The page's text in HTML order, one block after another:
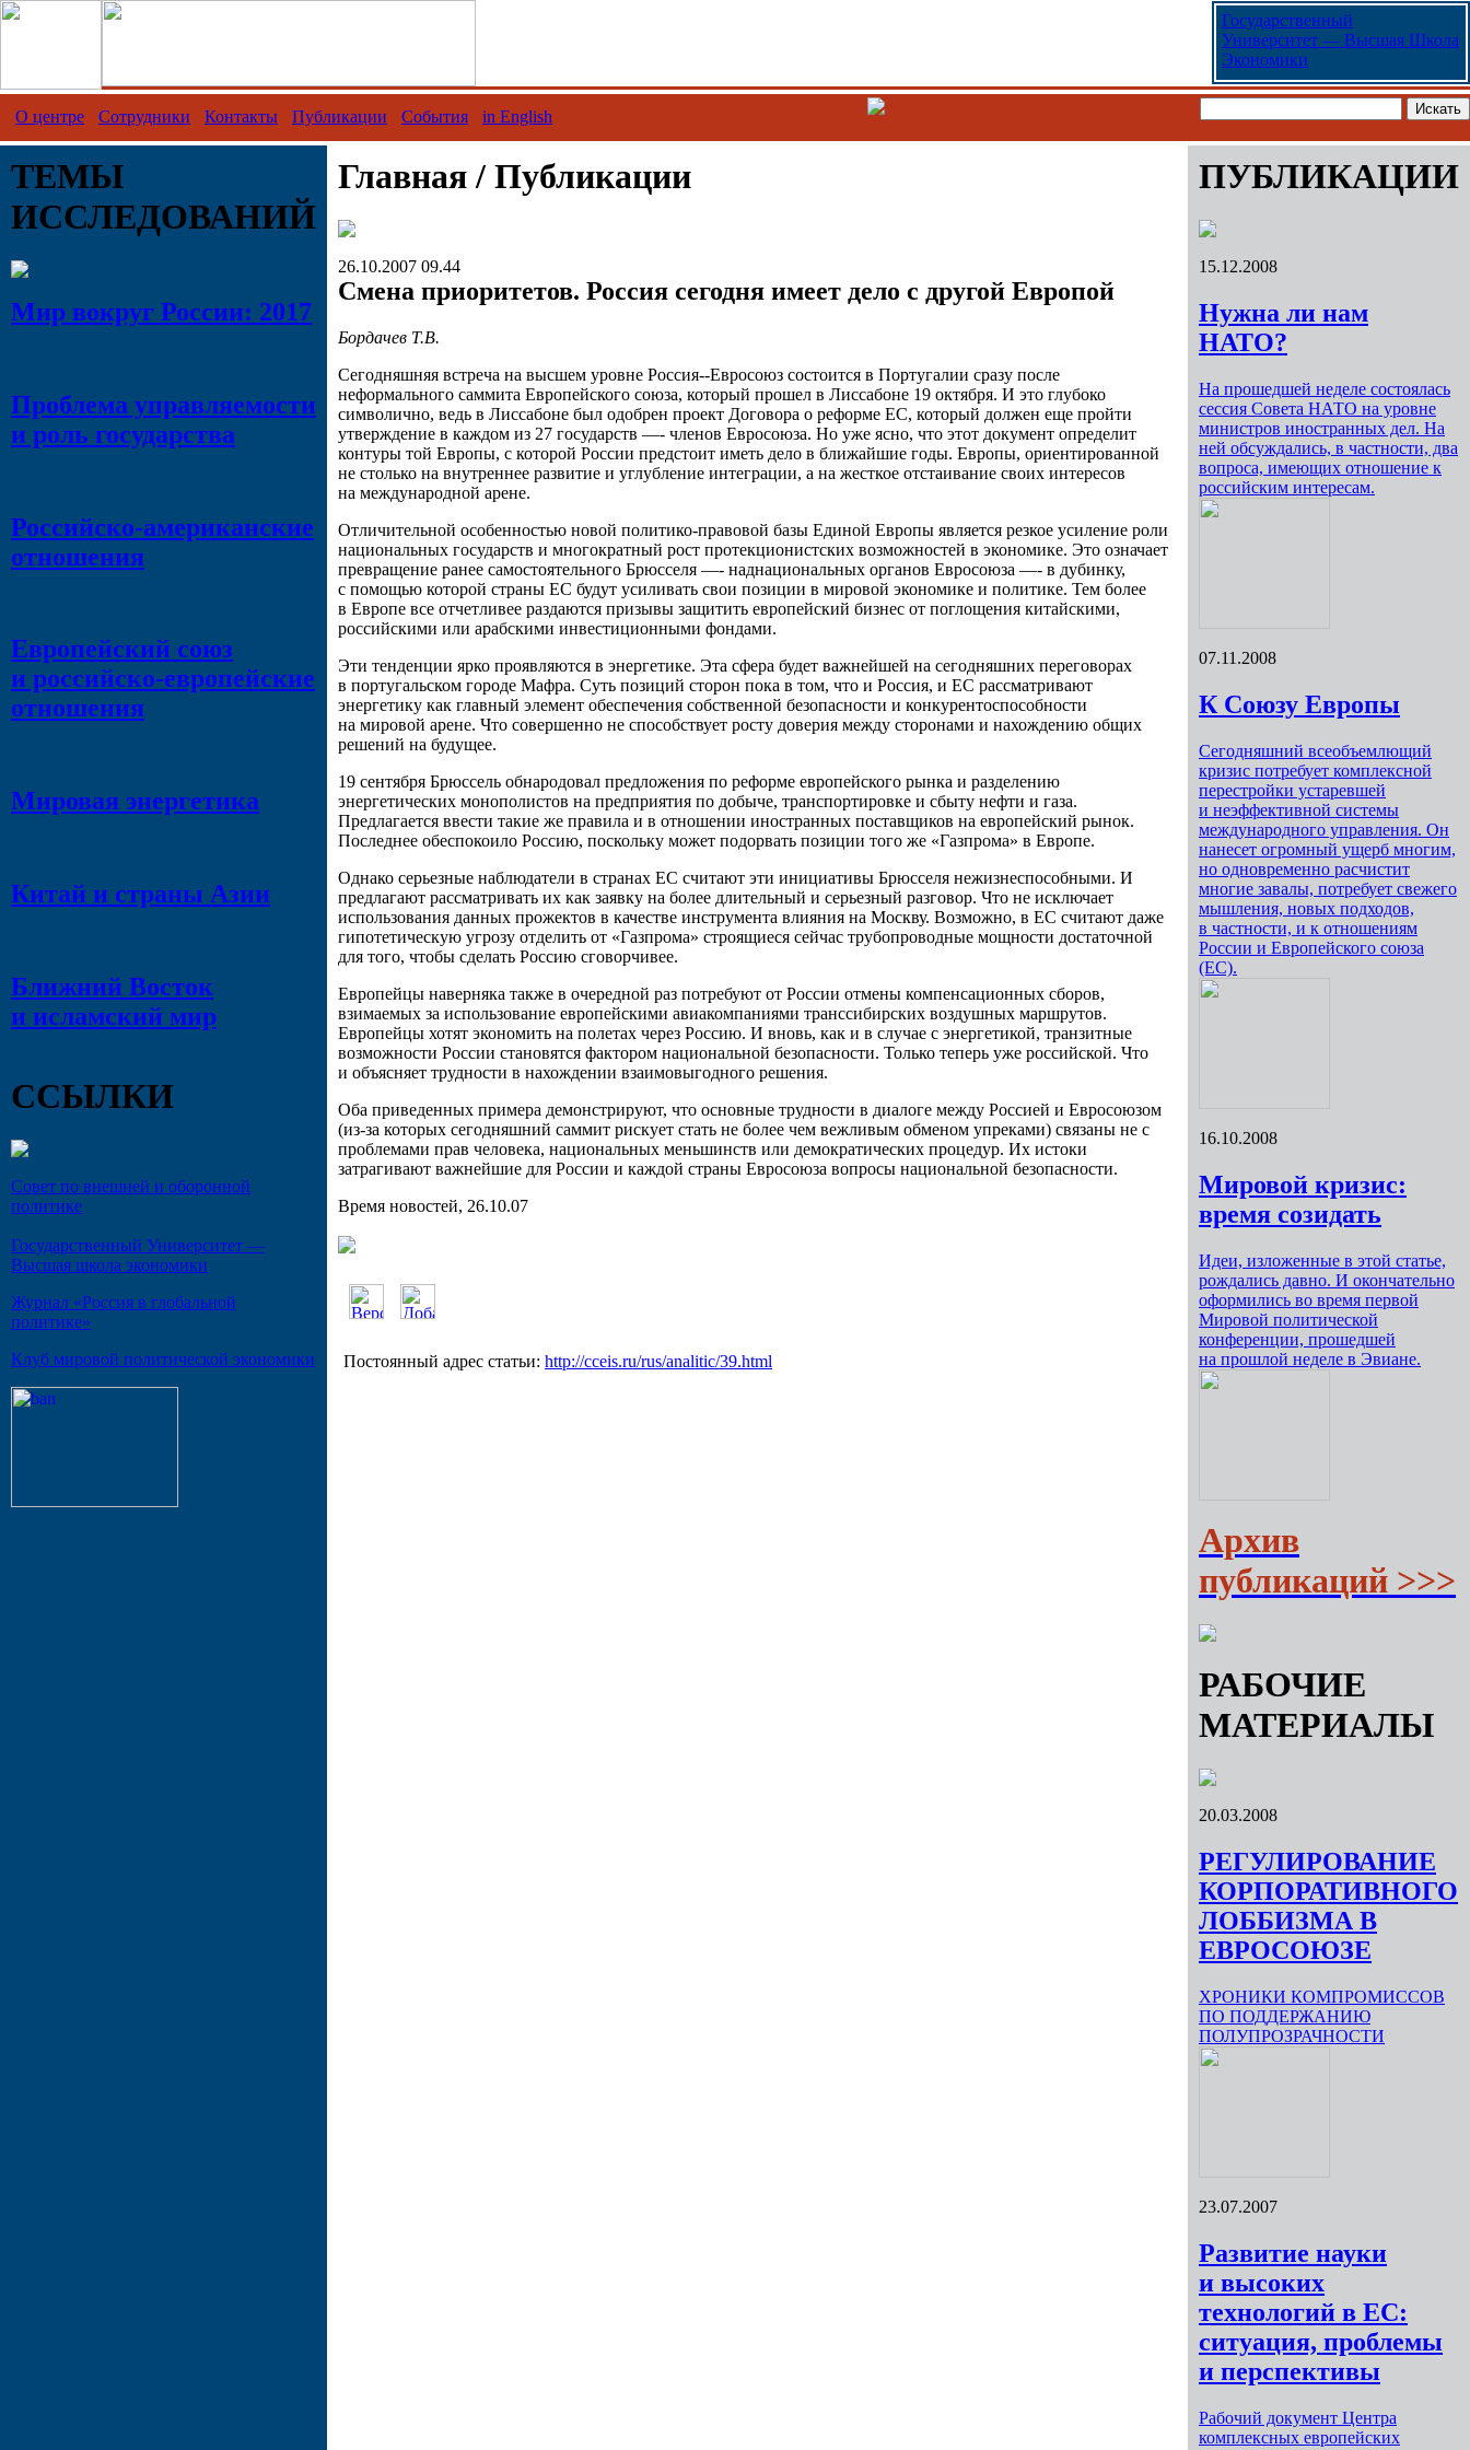
Государственный
Университет — Высшая Школа
Экономики
О центре Сотрудники Контакты Публикации События in English
ТЕМЫ
ИССЛЕДОВАНИЙ
Мир вокруг России: 2017
Проблема управляемости
и роль государства
Российско-американские
отношения
Европейский союз
и российско-европейские
отношения
Мировая энергетика
Китай и страны Азии
Ближний Восток
и исламский мир
ССЫЛКИ
Совет по внешней и оборонной
политике
Государственный Университет —
Высшая школа экономики
Журнал «Россия в глобальной
политике»
Клуб мировой политической экономики
Главная / Публикации
26.10.2007 09.44
Смена приоритетов. Россия сегодня имеет дело с другой Европой
Бордачев Т.В.
Сегодняшняя встреча на высшем уровне Россия--Евросоюз состоится в Португалии сразу после
неформального саммита Европейского союза, который прошел в Лиссабоне 19 октября. И это глубоко
символично, ведь в Лиссабоне был одобрен проект Договора о реформе ЕС, который должен еще пройти
утверждение в каждом из 27 государств —- членов Евросоюза. Но уже ясно, что этот документ определит
контуры той Европы, с которой России предстоит иметь дело в ближайшие годы. Европы, ориентированной
не столько на внутреннее развитие и углубление интеграции, а на жесткое отстаивание своих интересов
на международной арене.
Отличительной особенностью новой политико-правовой базы Единой Европы является резкое усиление роли
национальных государств и многократный рост протекционистских возможностей в экономике. Это означает
превращение ранее самостоятельного Брюсселя —- наднациональных органов Евросоюза —- в дубинку,
с помощью которой страны ЕС будут усиливать свои позиции в мировой экономике и политике. Тем более
в Европе все отчетливее раздаются призывы защитить европейский бизнес от поглощения китайскими,
российскими или арабскими инвестиционными фондами.
Эти тенденции ярко проявляются в энергетике. Эта сфера будет важнейшей на сегодняшних переговорах
в португальском городе Мафра. Суть позиций сторон пока в том, что и Россия, и ЕС рассматривают
энергетику как главный элемент обеспечения собственной безопасности и конкурентоспособности
на мировой арене. Что совершенно не способствует росту доверия между сторонами и нахождению общих
решений на будущее.
19 сентября Брюссель обнародовал предложения по реформе европейского рынка и разделению
энергетических монополистов на предприятия по добыче, транспортировке и сбыту нефти и газа.
Предлагается ввести такие же правила и в отношении иностранных поставщиков на европейский рынок.
Последнее обеспокоило Россию, поскольку может подорвать позиции того же «Газпрома» в Европе.
Однако серьезные наблюдатели в странах ЕС считают эти инициативы Брюсселя нежизнеспособными. И
предлагают рассматривать их как заявку на более длительный и серьезный разговор. Что не исключает
использования данных прожектов в качестве инструмента влияния на Москву. Возможно, в ЕС считают даже
гипотетическую угрозу отделить от «Газпрома» строящиеся сейчас трубопроводные мощности достаточной
для того, чтобы сделать Россию сговорчивее.
Европейцы наверняка также в очередной раз потребуют от России отмены компенсационных сборов,
взимаемых за использование европейскими авиакомпаниями транссибирских воздушных маршрутов.
Европейцы хотят экономить на полетах через Россию. И вновь, как и в случае с энергетикой, транзитные
возможности России становятся фактором национальной безопасности. Только теперь уже российской. Что
и объясняет трудности в нахождении взаимовыгодного решения.
Оба приведенных примера демонстрируют, что основные трудности в диалоге между Россией и Евросоюзом
(из-за которых сегодняшний саммит рискует стать не более чем вежливым обменом упреками) связаны не с
проблемами прав человека, национальных меньшинств или демократических процедур. Их истоки
затрагивают важнейшие для России и каждой страны Евросоюза вопросы национальной безопасности.
Время новостей, 26.10.07
Постоянный адрес статьи: http://cceis.ru/rus/analitic/39.html
ПУБЛИКАЦИИ
15.12.2008
Нужна ли нам
НАТО?
На прошедшей неделе состоялась
сессия Совета НАТО на уровне
министров иностранных дел. На
ней обсуждались, в частности, два
вопроса, имеющих отношение к
российским интересам.
07.11.2008
К Союзу Европы
Сегодняшний всеобъемлющий
кризис потребует комплексной
перестройки устаревшей
и неэффективной системы
международного управления. Он
нанесет огромный ущерб многим,
но одновременно расчистит
многие завалы, потребует свежего
мышления, новых подходов,
в частности, и к отношениям
России и Европейского союза
(ЕС).
16.10.2008
Мировой кризис:
время созидать
Идеи, изложенные в этой статье,
рождались давно. И окончательно
оформились во время первой
Мировой политической
конференции, прошедшей
на прошлой неделе в Эвиане.
Архив
публикаций >>>
РАБОЧИЕ
МАТЕРИАЛЫ
20.03.2008
РЕГУЛИРОВАНИЕ
КОРПОРАТИВНОГО
ЛОББИЗМА В
ЕВРОСОЮЗЕ
ХРОНИКИ КОМПРОМИССОВ
ПО ПОДДЕРЖАНИЮ
ПОЛУПРОЗРАЧНОСТИ
23.07.2007
Развитие науки
и высоких
технологий в ЕС:
ситуация, проблемы
и перспективы
Рабочий документ Центра
комплексных европейских